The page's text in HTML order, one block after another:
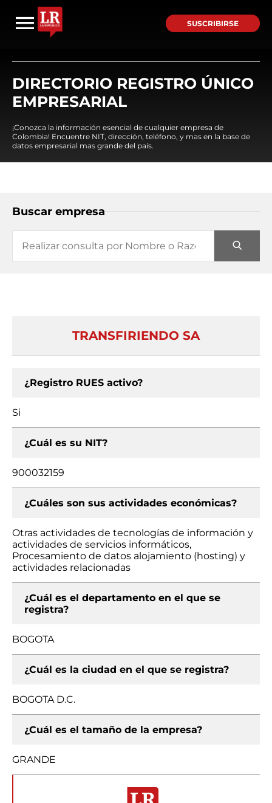
SUSCRIBIRSE
DIRECTORIO REGISTRO ÚNICO
EMPRESARIAL
¡Conozca la información esencial de cualquier empresa de
Colombia! Encuentre NIT, dirección, teléfono, y mas en la base de
datos empresarial mas grande del país.
Buscar empresa
TRANSFIRIENDO SA
¿Registro RUES activo?
Si
¿Cuál es su NIT?
900032159
¿Cuáles son sus actividades económicas?
Otras actividades de tecnologías de información y
actividades de servicios informáticos,
Procesamiento de datos alojamiento (hosting) y
actividades relacionadas
¿Cuál es el departamento en el que se
registra?
BOGOTA
¿Cuál es la ciudad en el que se registra?
BOGOTA D.C.
¿Cuál es el tamaño de la empresa?
GRANDE